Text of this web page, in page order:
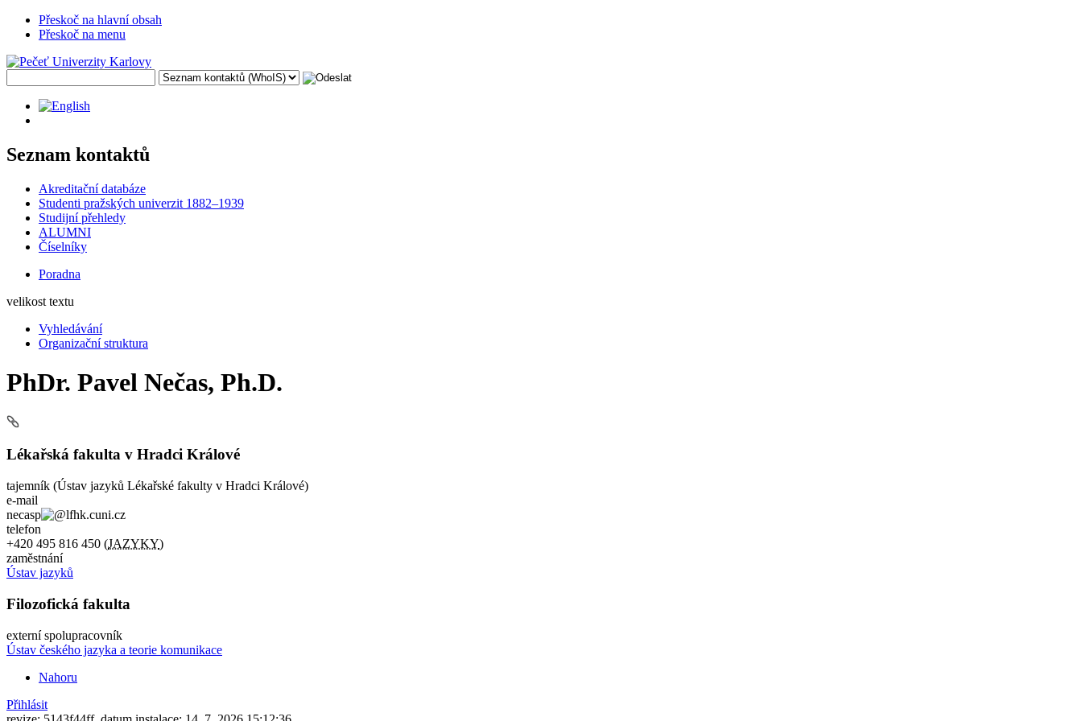
Přeskoč na hlavní obsah
Přeskoč na menu
Seznam kontaktů
Akreditační databáze
Studenti pražských univerzit 1882–1939
Studijní přehledy
ALUMNI
Číselníky
Poradna
velikost textu
Vyhledávání
Organizační struktura
PhDr. Pavel Nečas, Ph.D.
Lékařská fakulta v Hradci Králové
tajemník (Ústav jazyků Lékařské fakulty v Hradci Králové)
e-mail
necasp
lfhk.cuni.cz
telefon
+420 495 816 450 (JAZYKY)
zaměstnání
Ústav jazyků
Filozofická fakulta
externí spolupracovník
Ústav českého jazyka a teorie komunikace
Nahoru
Přihlásit